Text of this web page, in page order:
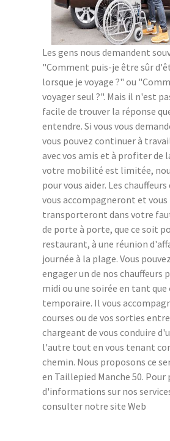
Les gens nous demandent
"Comment puis-je être sûr
lorsque je voyage ?" ou
voyager seul ?". Mais il n'est
facile de trouver la réponse
entendre. Si vous vous
vous pouvez continuer à
avec vos amis et à profiter de
votre mobilité est limitée,
pour vous aider. Les chauffeurs
vous accompagneront et vous
transporteront dans votre
de porte à porte, que ce soit
restaurant, à une réunion
journée à la plage. Vous
engager un de nos chauffeurs
midi ou une soirée en tant
temporaire. Il vous
courses ou de vos sorties
chargeant de vous conduire
l'autre tout en vous tenant
chemin. Nous proposons ce
en Taillepied Manche 50. Pour
d'informations sur nos
consulter notre site Web